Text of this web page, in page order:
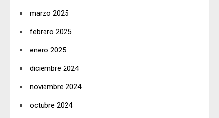
marzo 2025
febrero 2025
enero 2025
diciembre 2024
noviembre 2024
octubre 2024